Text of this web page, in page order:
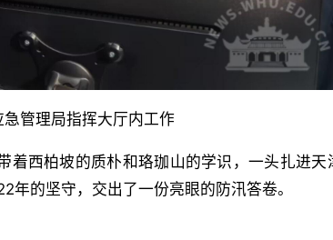
管理局指挥大厅内工作
西柏坡的质朴和珞珈山的学识，一头扎进天
年的坚守，交出了一份亮眼的防汛答卷。